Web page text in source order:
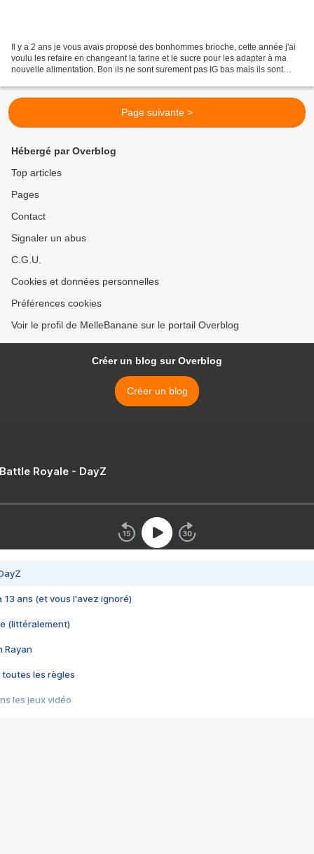
Il y a 2 ans je vous avais proposé des bonhommes brioche, cette année j'ai
voulu les refaire en changeant la farine et le sucre pour les adapter à ma
nouvelle alimentation. Bon ils ne sont surement pas IG bas mais ils sont
Page suivante >
Hébergé par Overblog
Top articles
Pages
Contact
Signaler un abus
C.G.U.
Cookies et données personnelles
Préférences cookies
Voir le profil de MelleBanane sur le portail Overblog
Créer un blog sur Overblog
Créer un blog
Royale - DayZ
13 ans (et vous l'avez ignoré)
(littéralement)
Rayan
toutes les règles
les jeux vidéo